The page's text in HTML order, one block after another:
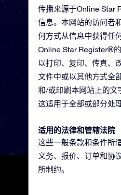
传播来源于Online Star
信息。本网站的访问者
何方式从信息中获得任
Online Star Register®
以打印、复印、传真、
文件中或以其他方式全
和/或印刷本网站上的文
这适用于全部或部分处理
适用的法律和管辖法院
这些一般条款和条件所
义务、报价、订单和协
所制约。